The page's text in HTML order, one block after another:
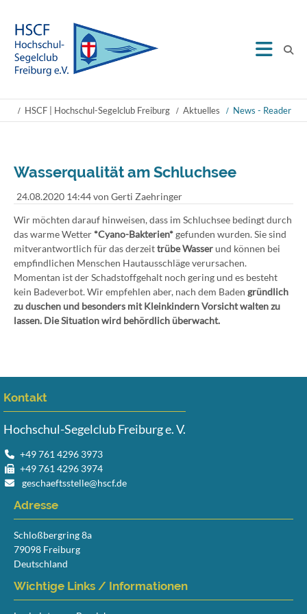
HSCF | Hochschul-Segelclub Freiburg Aktuelles News - Reader
Wasserqualität am Schluchsee
24.08.2020 14:44von Gerti Zaehringer
Wir möchten darauf hinweisen, dass im Schluchsee bedingt durch
das warme Wetter*Cyano-Bakterien*gefunden wurden. Sie sind
mitverantwortlich für das derzeittrübe Wasserund können bei
empfindlichen Menschen Hautausschläge verursachen.
Momentan ist der Schadstoffgehalt noch gering und es besteht
kein Badeverbot. Wir empfehlen aber, nach dem Baden gründlich
zu duschen und besonders mit Kleinkindern Vorsicht walten zu
lassen. Die Situation wird behördlich überwacht.
Kontakt
Hochschul-Segelclub Freiburg e. V.
+49 761 4296 3973
+49 761 4296 3974
geschaeftsstelle@hscf.de
Adresse
Schloßbergring 8a
79098 Freiburg
Deutschland
Wichtige Links / Informationen